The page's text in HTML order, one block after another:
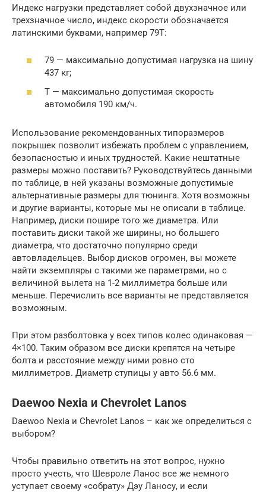
Индекс нагрузки представляет собой двухзначное или
трехзначное число, индекс скорости обозначается
латинскими буквами, например 79T:
79 — максимально допустимая нагрузка на шину
437 кг;
T — максимально допустимая скорость
автомобиля 190 км/ч.
Использование рекомендованных типоразмеров
покрышек позволит избежать проблем с управлением,
безопасностью и иных трудностей. Какие нештатные
размеры можно поставить? Руководствуйтесь данными
по таблице, в ней указаны возможные допустимые
альтернативные размеры для тюнинга. Хотя возможны
и другие варианты, которые мы не описали в таблице.
Например, диски пошире того же диаметра. Или
поставить диски такой же ширины, но большего
диаметра, что достаточно популярно среди
автовладельцев. Выбор дисков огромен, вы можете
найти экземпляры с такими же параметрами, но с
величиной вылета на 1-2 миллиметра больше или
меньше. Перечислить все варианты не представляется
возможным.
При этом разболтовка у всех типов колес одинаковая —
4×100. Таким образом все диски крепятся на четыре
болта и расстояние между ними ровно сто
миллиметров. Диаметр ступицы у авто 56.6 мм.
Daewoo Nexia и Chevrolet Lanos
Daewoo Nexia и Chevrolet Lanos – как же определиться с
выбором?
Чтобы правильно ответить на этот вопрос, нужно
просто учесть, что Шевроле Ланос все же немного
уступает своему «собрату» Дэу Ланосу, и если